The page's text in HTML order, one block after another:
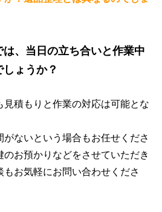
、当日の立ち合いと作業中
ょうか？
積もりと作業の対応は可能とな
ないという場合もお任せくださ
お預かりなどをさせていただき
もお気軽にお問い合わせくださ